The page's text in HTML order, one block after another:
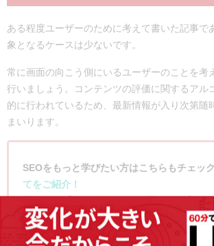
ある程度ユーザーのために考えて書いた記事で
象となるケースは少ないです。
常に画面の向こう側にいるユーザーのことを考
行いましょう。コンテンツの評価に関するアル
的に行われているため、最新情報が入り次第随
まいります。
SEOをもっと学びたい方はこちらもチェック
てをご紹介！
ク：これまでのGoogleのアップデートの歴